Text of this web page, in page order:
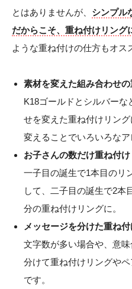
とはありませんが、 シンプル
だからこそ、重ね付けリング
ような重ね付けの仕方もオス
素材を変えた組み合わせ
K18ゴールドとシルバー
せを変えた重ね付けリン
変えることでいろいろなア
お子さんの数だけ重ね付
一子目の誕生で1本目のリ
して、二子目の誕生で2本
分の重ね付けリングに。
メッセージを分けた重ね
文字数が多い場合や、意
分けて重ね付けリングや
です。